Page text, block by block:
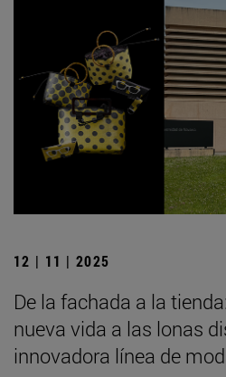
12 | 11 | 2025
De la fachada a la
nueva vida a las lonas
innovadora línea de